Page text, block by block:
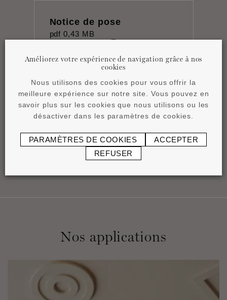
Notice de pose
pdf 0,43 MB
Fiche technique
Nos applications
Améliorez votre expérience de navigation grâce à nos
cookies
Nous utilisons des cookies pour vous offrir la
meilleure expérience sur notre site. Vous pouvez en
savoir plus sur les cookies que nous utilisons ou les
désactiver dans les paramètres de cookies.
PARAMÈTRES DE COOKIES
ACCEPTER
REFUSER